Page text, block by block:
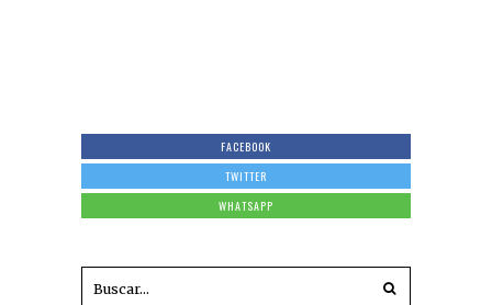
FACEBOOK
TWITTER
WHATSAPP